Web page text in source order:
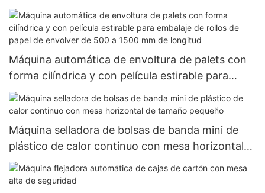
Máquina automática de envoltura de palets con
forma cilíndrica y con película estirable para
embalaje de rollos de papel de envolver de 500 a
1500 mm de longitud
Máquina selladora de bolsas de banda mini de
plástico de calor continuo con mesa horizontal
de tamaño pequeño